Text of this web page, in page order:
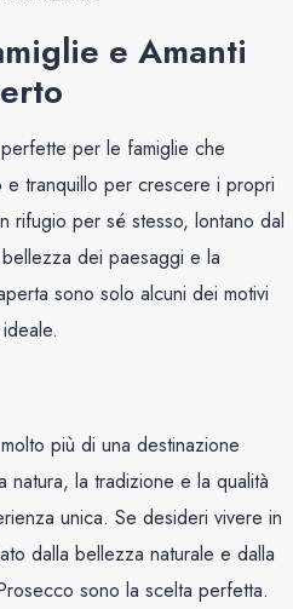
e Amanti
per le famiglie che
e tranquillo per crescere i propri
rifugio per sé stesso, lontano dal
dei paesaggi e la
sono solo alcuni dei motivi
più di una destinazione
la tradizione e la qualità
unica. Se desideri vivere in
dalla bellezza naturale e dalla
sono la scelta perfetta.